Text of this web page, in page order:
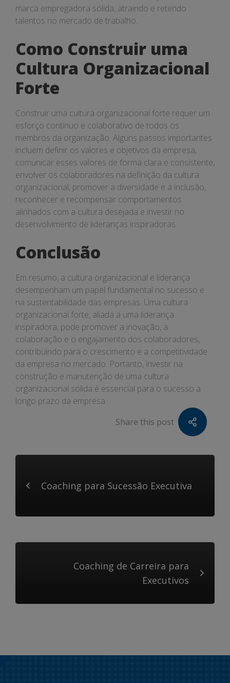
marca empregadora sólida, atraindo e retendo
talentos no mercado de trabalho.
Como Construir uma
Cultura Organizacional
Forte
Construir uma cultura organizacional forte requer um
esforço contínuo e colaborativo de todos os
membros da organização. Alguns passos importantes
incluem definir os valores e objetivos da empresa,
comunicar esses valores de forma clara e consistente,
envolver os colaboradores na definição da cultura
organizacional, promover a diversidade e a inclusão,
reconhecer e recompensar comportamentos
alinhados com a cultura desejada e investir no
desenvolvimento de lideranças inspiradoras.
Conclusão
Em resumo, a cultura organizacional e liderança
desempenham um papel fundamental no sucesso e
na sustentabilidade das empresas. Uma cultura
organizacional forte, aliada a uma liderança
inspiradora, pode promover a inovação, a
colaboração e o engajamento dos colaboradores,
contribuindo para o crescimento e a competitividade
da empresa no mercado. Portanto, investir na
construção e manutenção de uma cultura
organizacional sólida é essencial para o sucesso a
longo prazo da empresa.
Share this post
Coaching para Sucessão Executiva
Coaching de Carreira para
Executivos